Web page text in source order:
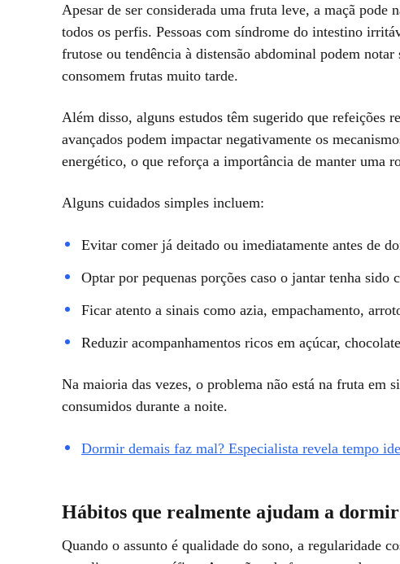
Apesar de ser considerada uma fruta leve, a maçã pode
todos os perfis. Pessoas com síndrome do intestino
frutose ou tendência à distensão abdominal podem
consomem frutas muito tarde.
Além disso, alguns estudos têm sugerido que refeições
avançados podem impactar negativamente os
energético, o que reforça a importância de manter uma
Alguns cuidados simples incluem:
Evitar comer já deitado ou imediatamente antes de
Optar por pequenas porções caso o jantar tenha sido
Ficar atento a sinais como azia, empachamento,
Reduzir acompanhamentos ricos em açúcar,
Na maioria das vezes, o problema não está na fruta em
consumidos durante a noite.
Dormir demais faz mal? Especialista revela tempo
Hábitos que realmente ajudam a
Quando o assunto é qualidade do sono, a regularidade